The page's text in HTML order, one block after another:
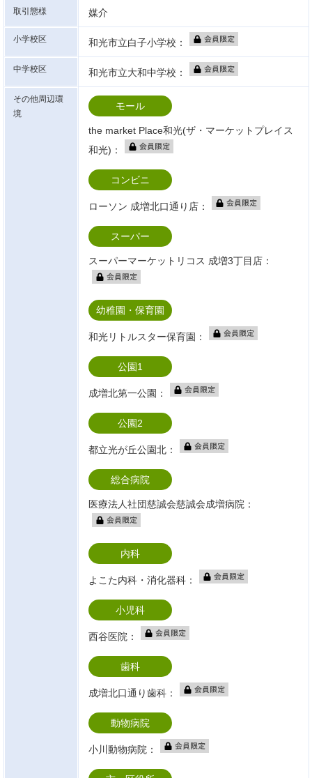
取引態様 媒介
小学校区 和光市立白子小学校：
中学校区 和光市立大和中学校：
その他周辺環
境
モール
the market Place和光(ザ・マーケットプレイス
和光)：
コンビニ
ローソン 成増北口通り店：
スーパー
スーパーマーケットリコス 成増3丁目店：
幼稚園・保育園
和光リトルスター保育園：
公園1
成増北第一公園：
公園2
都立光が丘公園北：
総合病院
医療法人社団慈誠会慈誠会成増病院：
内科
よこた内科・消化器科：
小児科
西谷医院：
歯科
成増北口通り歯科：
動物病院
小川動物病院：